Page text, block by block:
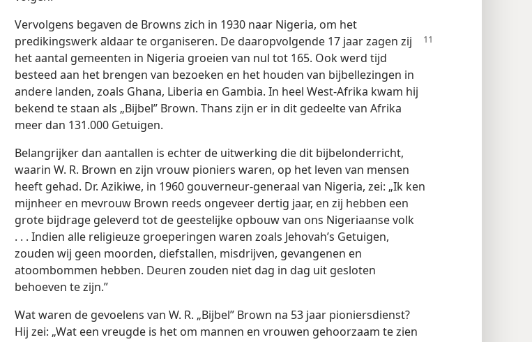
Vervolgens begaven de Browns zich in 1930 naar Nigeria, om het
predikingswerkaldaar te organiseren. De daaropvolgende 17 jaar zagen zij
het aantal gemeenten in Nigeria groeien van nul tot 165. Ook werd tijd
besteed aan het brengen van bezoeken en het houden van bijbellezingen in
andere landen, zoals Ghana, Liberia en Gambia. In heel West-Afrika kwam hij
bekend te staan als „Bijbel” Brown. Thans zijn er in dit gedeelte van Afrika
meer dan 131.000 Getuigen.
Belangrijker dan aantallen is echter de uitwerking die dit bijbelonderricht,
waarin W. R. Brown en zijn vrouw pioniers waren, op het leven van mensen
heeft gehad. Dr. Azikiwe, in 1960 gouverneur-generaal van Nigeria, zei: „Ik ken
mijnheer en mevrouw Brown reeds ongeveer dertig jaar, en zij hebben een
grote bijdrage geleverd tot de geestelijke opbouw van ons Nigeriaanse volk
. . . Indien alle religieuze groeperingen waren zoals Jehovah’s Getuigen,
zouden wij geen moorden, diefstallen, misdrijven, gevangenen en
atoombommen hebben. Deuren zouden niet dag in dag uit gesloten
behoeven te zijn.”
Wat waren de gevoelens van W. R. „Bijbel” Brown na 53 jaar pioniersdienst?
Hij zei: „Wat een vreugde is het om mannen en vrouwen gehoorzaam te zien